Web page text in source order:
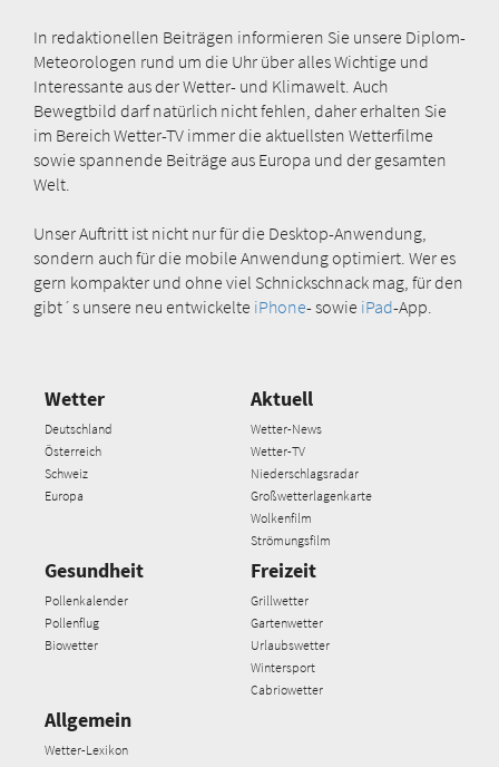
In redaktionellen Beiträgen informieren Sie unsere Diplom-
Meteorologen rund um die Uhr über alles Wichtige und
Interessante aus der Wetter- und Klimawelt. Auch
Bewegtbild darf natürlich nicht fehlen, daher erhalten Sie
im Bereich Wetter-TV immer die aktuellsten Wetterfilme
sowie spannende Beiträge aus Europa und der gesamten
Welt.
Unser Auftritt ist nicht nur für die Desktop-Anwendung,
sondern auch für die mobile Anwendung optimiert. Wer es
gern kompakter und ohne viel Schnickschnack mag, für den
gibt´s unsere neu entwickelte iPhone- sowie iPad-App.
Wetter
Deutschland
Österreich
Schweiz
Europa
Aktuell
Wetter-News
Wetter-TV
Niederschlagsradar
Großwetterlagenkarte
Wolkenfilm
Strömungsfilm
Gesundheit
Pollenkalender
Pollenflug
Biowetter
Freizeit
Grillwetter
Gartenwetter
Urlaubswetter
Wintersport
Cabriowetter
Allgemein
Wetter-Lexikon